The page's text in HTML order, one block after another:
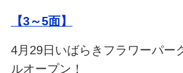
【3～5面】
4月29日いばらきフラワーパー
ルオープン！